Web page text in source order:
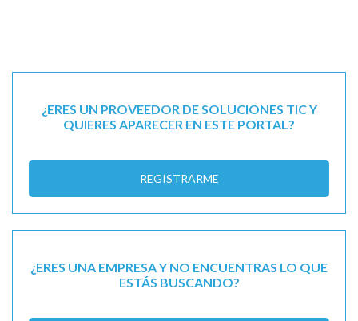
¿ERES UN PROVEEDOR DE SOLUCIONES TIC Y
QUIERES APARECER EN ESTE PORTAL?
REGISTRARME
¿ERES UNA EMPRESA Y NO ENCUENTRAS LO QUE
ESTÁS BUSCANDO?